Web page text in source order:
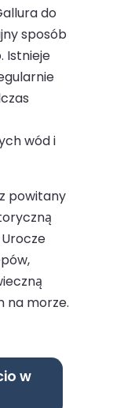
do
sposób
Istnieje
wód i
powitany
na morze.
w